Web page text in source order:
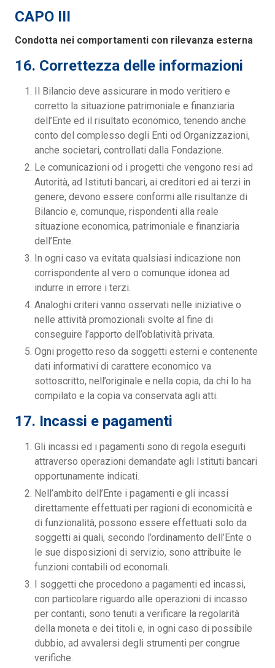
CAPO III
Condotta nei comportamenti con rilevanza esterna
16. Correttezza delle informazioni
Il Bilancio deve assicurare in modo veritiero e
corretto la situazione patrimoniale e finanziaria
dell’Ente ed il risultato economico, tenendo anche
conto del complesso degli Enti od Organizzazioni,
anche societari, controllati dalla Fondazione.
Le comunicazioni od i progetti che vengono resi ad
Autorità, ad Istituti bancari, ai creditori ed ai terzi in
genere, devono essere conformi alle risultanze di
Bilancio e, comunque, rispondenti alla reale
situazione economica, patrimoniale e finanziaria
dell’Ente.
In ogni caso va evitata qualsiasi indicazione non
corrispondente al vero o comunque idonea ad
indurre in errore i terzi.
Analoghi criteri vanno osservati nelle iniziative o
nelle attività promozionali svolte al fine di
conseguire l’apporto dell’oblatività privata.
Ogni progetto reso da soggetti esterni e contenente
dati informativi di carattere economico va
sottoscritto, nell’originale e nella copia, da chi lo ha
compilato e la copia va conservata agli atti.
17. Incassi e pagamenti
Gli incassi ed i pagamenti sono di regola eseguiti
attraverso operazioni demandate agli Istituti bancari
opportunamente indicati.
Nell’ambito dell’Ente i pagamenti e gli incassi
direttamente effettuati per ragioni di economicità e
di funzionalità, possono essere effettuati solo da
soggetti ai quali, secondo l’ordinamento dell’Ente o
le sue disposizioni di servizio, sono attribuite le
funzioni contabili od economali.
I soggetti che procedono a pagamenti ed incassi,
con particolare riguardo alle operazioni di incasso
per contanti, sono tenuti a verificare la regolarità
della moneta e dei titoli e, in ogni caso di possibile
dubbio, ad avvalersi degli strumenti per congrue
verifiche.